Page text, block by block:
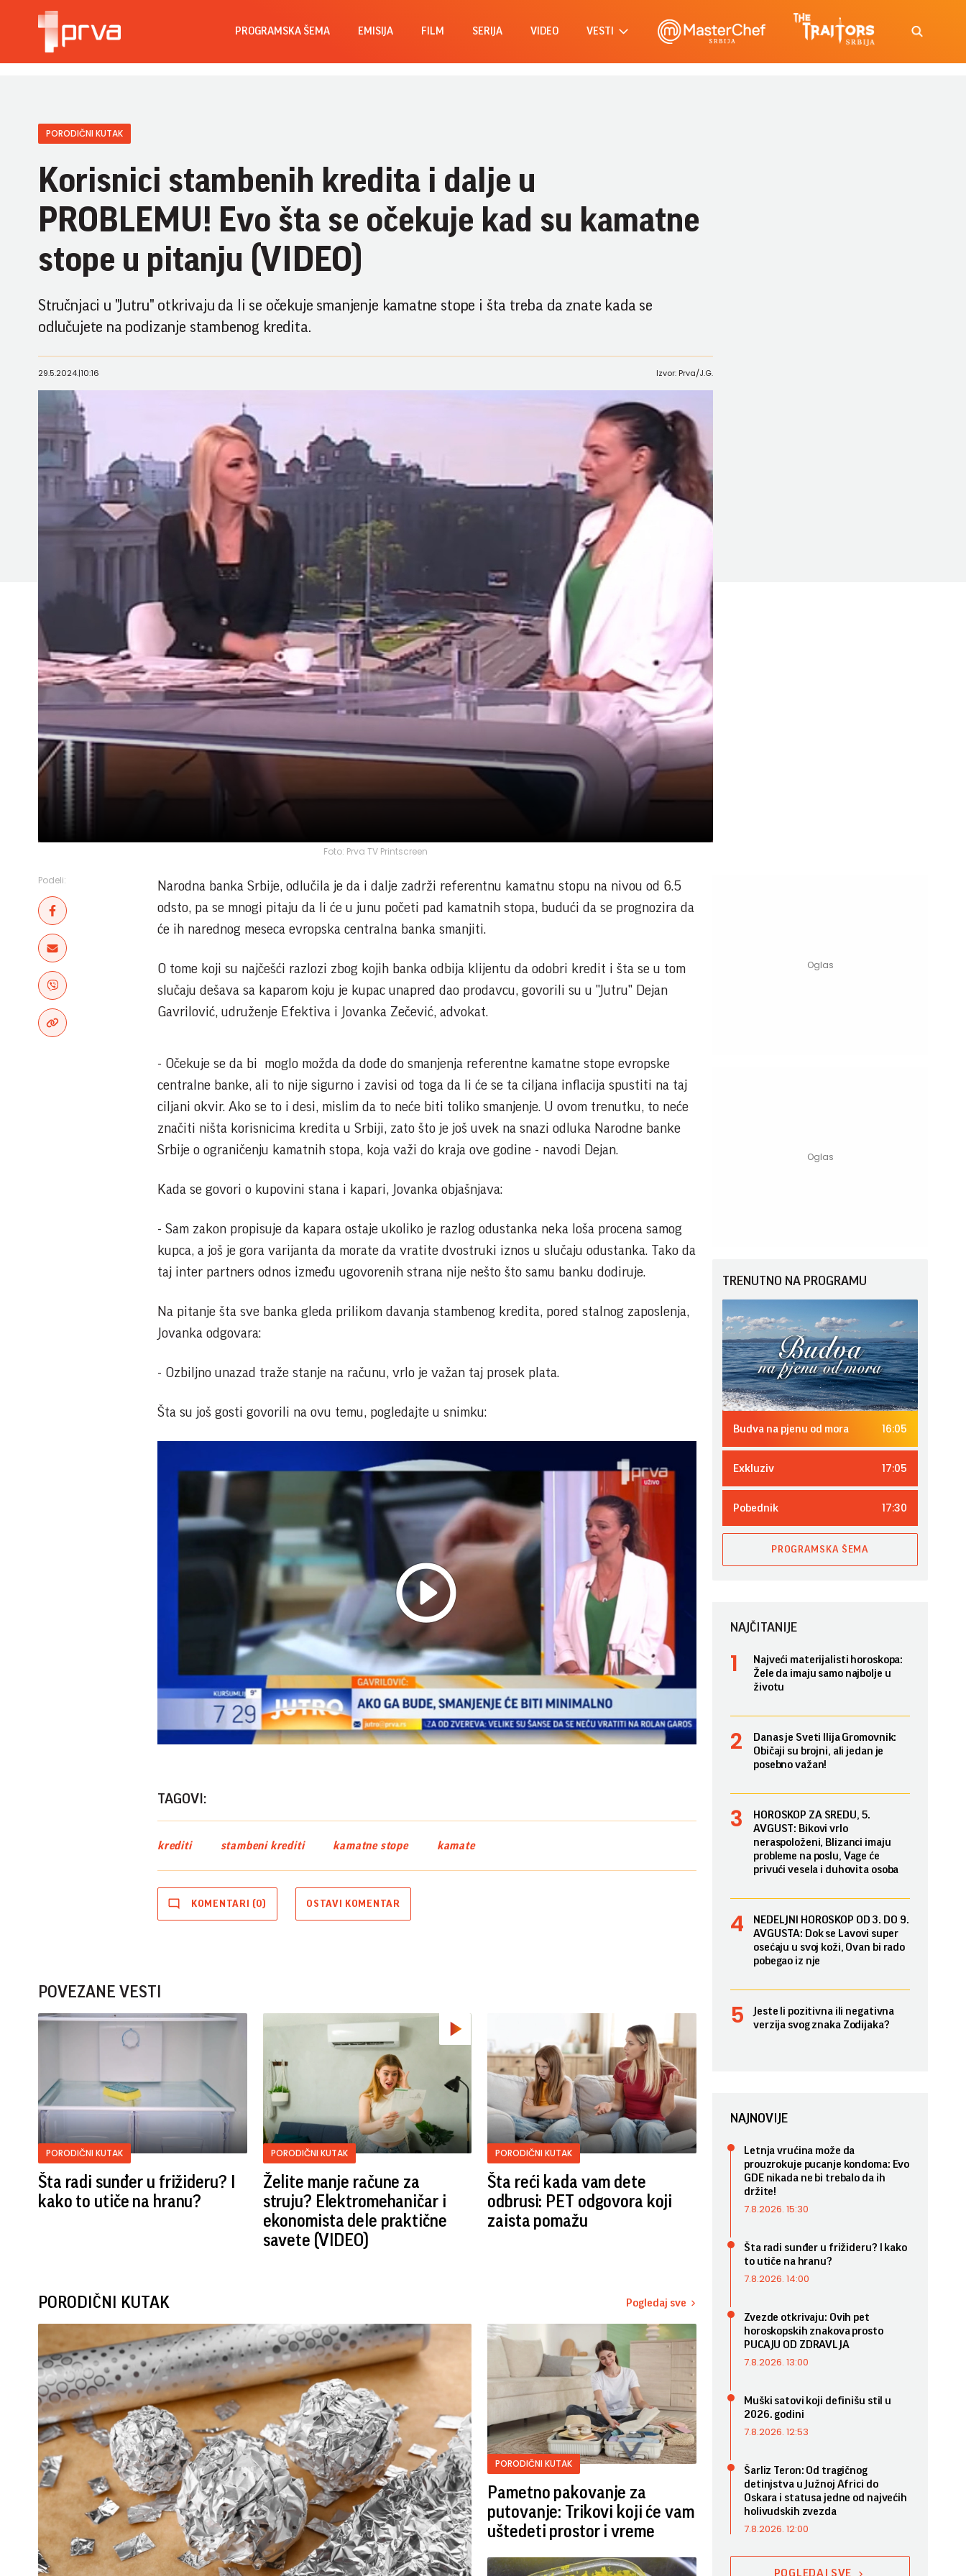
PROGRAMSKA ŠEMA EMISIJA FILM SERIJA VIDEO VESTI
PORODIČNI KUTAK
Korisnici stambenih kredita i dalje u
PROBLEMU! Evo šta se očekuje kad su kamatne
stope u pitanju (VIDEO)
Stručnjaci u "Jutru" otkrivaju da li se očekuje smanjenje kamatne stope i šta treba da znate kada se
odlučujete na podizanje stambenog kredita.
Foto: Prva TV Printscreen
29.5.2024.|10:16 Izvor: Prva/J.G.
Podeli:
Narodna banka Srbije, odlučila je da i dalje zadrži referentnu kamatnu stopu na nivou od 6.5
odsto, pa se mnogi pitaju da li će u junu početi pad kamatnih stopa, budući da se prognozira da
će ih narednog meseca evropska centralna banka smanjiti.
O tome koji su najčešći razlozi zbog kojih banka odbija klijentu da odobri kredit i šta se u tom
slučaju dešava sa kaparom koju je kupac unapred dao prodavcu, govorili su u "Jutru" Dejan
Gavrilović, udruženje Efektiva i Jovanka Zečević, advokat.
- Očekuje se da bi moglo možda da dođe do smanjenja referentne kamatne stope evropske
centralne banke, ali to nije sigurno i zavisi od toga da li će se ta ciljana inflacija spustiti na taj
ciljani okvir. Ako se to i desi, mislim da to neće biti toliko smanjenje. U ovom trenutku, to neće
značiti ništa korisnicima kredita u Srbiji, zato što je još uvek na snazi odluka Narodne banke
Srbije o ograničenju kamatnih stopa, koja važi do kraja ove godine - navodi Dejan.
Kada se govori o kupovini stana i kapari, Jovanka objašnjava:
- Sam zakon propisuje da kapara ostaje ukoliko je razlog odustanka neka loša procena samog
kupca, a još je gora varijanta da morate da vratite dvostruki iznos u slučaju odustanka. Tako da
taj inter partners odnos između ugovorenih strana nije nešto što samu banku dodiruje.
Na pitanje šta sve banka gleda prilikom davanja stambenog kredita, pored stalnog zaposlenja,
Jovanka odgovara:
- Ozbiljno unazad traže stanje na računu, vrlo je važan taj prosek plata.
Šta su još gosti govorili na ovu temu, pogledajte u snimku:
Play
Video
TAGOVI:
krediti stambeni krediti kamatne stope kamate
KOMENTARI (0) OSTAVI KOMENTAR
POVEZANE VESTI
PORODIČNI KUTAK
Šta radi sunđer u frižideru? I
kako to utiče na hranu?
PORODIČNI KUTAK
Želite manje račune za
struju? Elektromehaničar i
ekonomista dele praktične
savete (VIDEO)
PORODIČNI KUTAK
Šta reći kada vam dete
odbrusi: PET odgovora koji
zaista pomažu
PORODIČNI KUTAK Pogledaj sve
PORODIČNI KUTAK
Pametno pakovanje za
putovanje: Trikovi koji će vam
uštedeti prostor i vreme
TRENUTNO NA PROGRAMU
Budva na pjenu od mora 16:05
Exkluziv 17:05
Pobednik 17:30
PROGRAMSKA ŠEMA
NAJČITANIJE
Najveći materijalisti horoskopa:
Žele da imaju samo najbolje u
životu
Danas je Sveti Ilija Gromovnik:
Običaji su brojni, ali jedan je
posebno važan!
HOROSKOP ZA SREDU, 5.
AVGUST: Bikovi vrlo
neraspoloženi, Blizanci imaju
probleme na poslu, Vage će
privući vesela i duhovita osoba
NEDELJNI HOROSKOP OD 3. DO 9.
AVGUSTA: Dok se Lavovi super
osećaju u svoj koži, Ovan bi rado
pobegao iz nje
Jeste li pozitivna ili negativna
verzija svog znaka Zodijaka?
NAJNOVIJE
Letnja vrućina može da
prouzrokuje pucanje kondoma: Evo
GDE nikada ne bi trebalo da ih
držite!
7.8.2026. 15:30
Šta radi sunđer u frižideru? I kako
to utiče na hranu?
7.8.2026. 14:00
Zvezde otkrivaju: Ovih pet
horoskopskih znakova prosto
PUCAJU OD ZDRAVLJA
7.8.2026. 13:00
Muški satovi koji definišu stil u
2026. godini
7.8.2026. 12:53
Šarliz Teron: Od tragičnog
detinjstva u Južnoj Africi do
Oskara i statusa jedne od najvećih
holivudskih zvezda
7.8.2026. 12:00
POGLEDAJ SVE